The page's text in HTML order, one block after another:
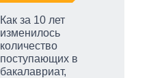
Как за 10 лет
изменилось
количество
поступающих в
бакалавриат,